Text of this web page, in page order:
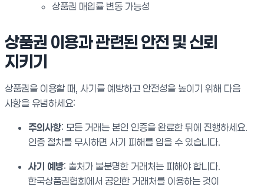
상품권 매입률 변동 가능성
상품권 이용과 관련된 안전 및 신뢰
지키기
상품권을 이용할 때, 사기를 예방하고 안전성을 높이기 위해 다음
사항을 유념하세요:
주의사항: 모든 거래는 본인 인증을 완료한 뒤에 진행하세요.
인증 절차를 무시하면 사기 피해를 입을 수 있습니다.
사기 예방: 출처가 불분명한 거래처는 피해야 합니다.
한국상품권협회에서 공인한 거래처를 이용하는 것이